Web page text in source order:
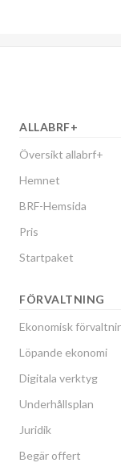
ALLABRF+
Översikt allabrf+
Hemnet
BRF-Hemsida
Pris
Startpaket
FÖRVALTNING
Ekonomisk
Löpande ekonomi
Digitala verktyg
Underhållsplan
Juridik
Begär offert